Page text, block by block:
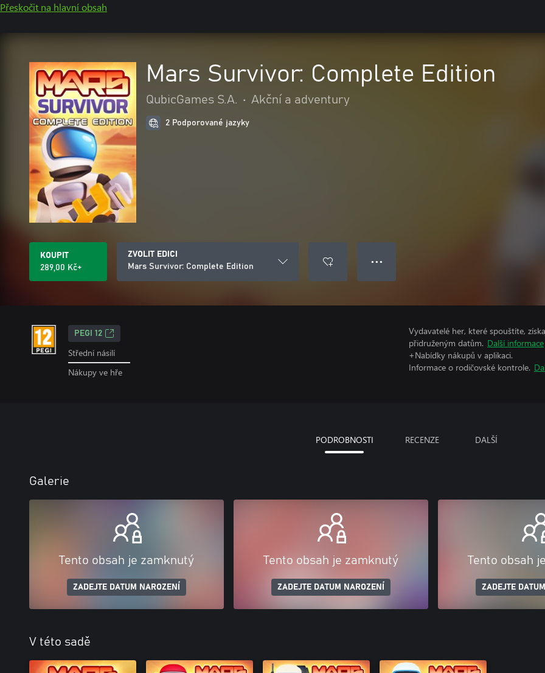
Přeskočit na hlavní obsah
Mars Survivor: Complete Edition
QubicGames S.A. • Akční a adventury
2 Podporované jazyky
KOUPIT
289,00 Kč+
ZVOLIT EDICI
Mars Survivor: Complete Edition
● ● ●
PEGI 12
Střední násilí
Nákupy ve hře
Vydavatelé her, které spouštíte,
přidruženým datům. Další informace
+Nabídky nákupů v aplikaci.
Informace o rodičovské kontrole.
PODROBNOSTI RECENZE DALŠÍ
Galerie
Tento obsah je zamknutý
ZADEJTE DATUM NAROZENÍ
Tento obsah je zamknutý
ZADEJTE DATUM NAROZENÍ
Tento obsah
ZADEJTE
V této sadě